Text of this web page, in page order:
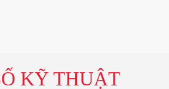
KỸ THUẬT